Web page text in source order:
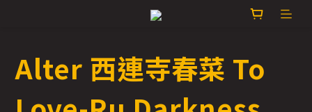
Alter 西連寺春菜 To